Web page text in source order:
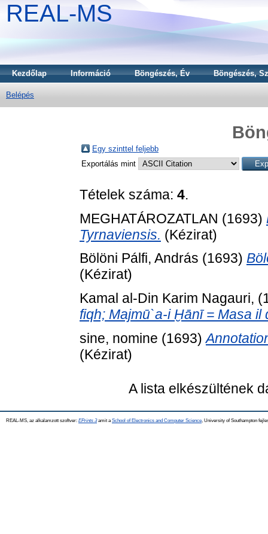
REAL-MS
Kezdőlap Információ Böngészés, Év Böngészés,
Belépés
Egy szinttel feljebb
Exportálás mint
Tételek száma: 4.
MEGHATÁROZATLAN (1693)
Tyrnaviensis. (Kézirat)
Bölöni Pálfi, András (1693)
(Kézirat)
Kamal al-Din Karim Nagauri,
fiqh; Majmū`a-i Ḫānī = Masa il
sine, nomine (1693)
(Kézirat)
A lista elkészültének
REAL-MS, az alkalamzott szoftver: EPrints 3amit a School of Electronics and Computer Science , University of Southampton